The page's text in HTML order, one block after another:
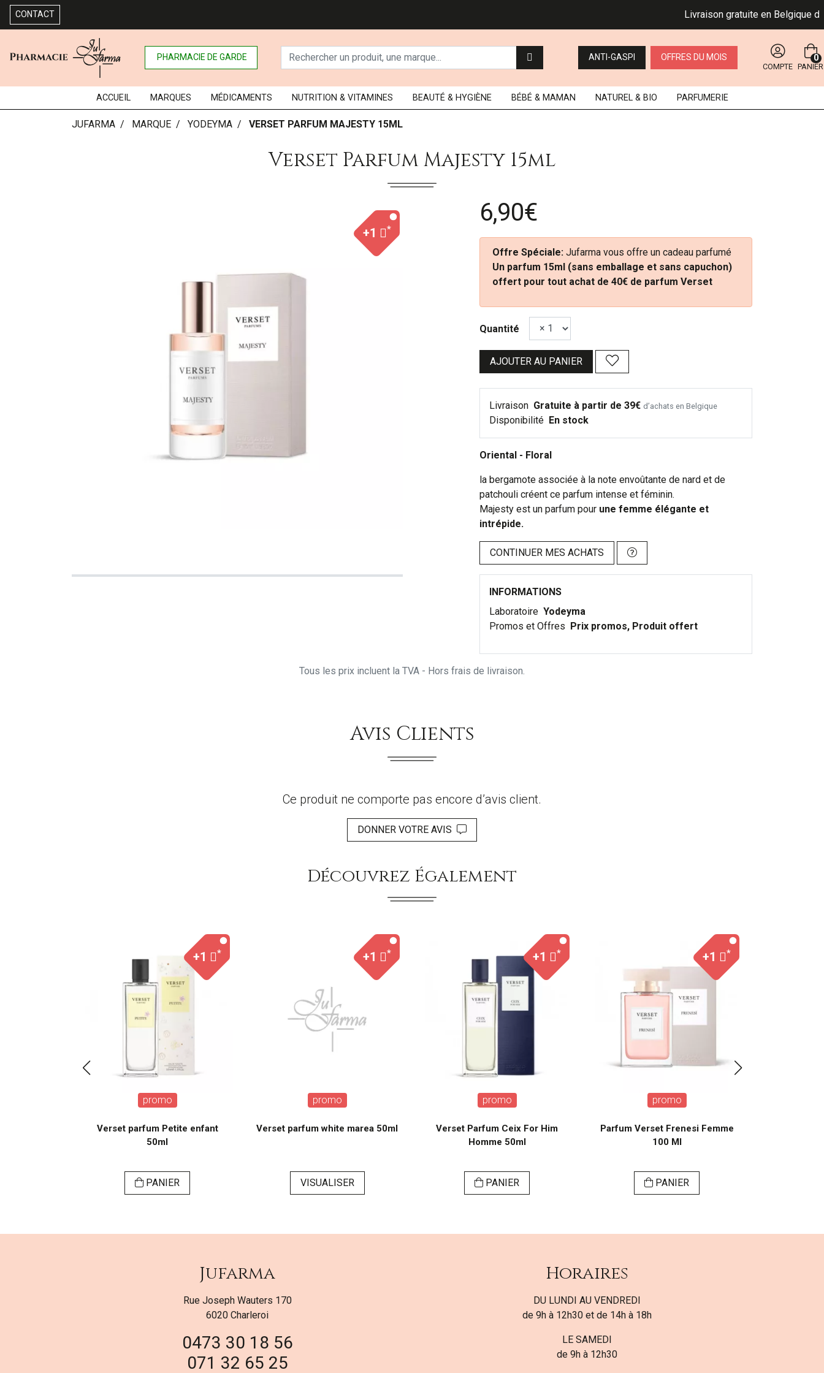
CONTACT Livraison gratuite en Belgique dès
PHARMACIE DE GARDE ANTI-GASPI OFFRES DU MOIS
COMPTE PANIER
0
ACCUEIL MARQUES MÉDICAMENTS NUTRITION & VITAMINES BEAUTÉ & HYGIÈNE BÉBÉ & MAMAN NATUREL & BIO PARFUMERIE
JUFARMA MARQUE YODEYMA VERSET PARFUM MAJESTY 15ML
Verset Parfum Majesty 15ml
+1 *
6,90€
Offre Spéciale: Jufarma vous offre un cadeau parfumé
Un parfum 15ml (sans emballage et sans capuchon)
offert pour tout achat de 40€ de parfum Verset
Quantité
AJOUTER AU PANIER
Livraison Gratuite à partir de 39€ d’achats en Belgique
Disponibilité En stock
Oriental - Floral
la bergamote associée à la note envoûtante de nard et de
patchouli créent ce parfum intense et féminin.
Majesty est un parfum pour une femme élégante et
intrépide.
CONTINUER MES ACHATS
INFORMATIONS
Laboratoire Yodeyma
Promos et Offres Prix promos, Produit offert
Tous les prix incluent la TVA - Hors frais de livraison.
Avis Clients
Ce produit ne comporte pas encore d’avis client.
DONNER VOTRE AVIS
Découvrez Également
+1 *
promo
Verset parfum Petite enfant
50ml
PANIER
+1 *
promo
Verset parfum white marea 50ml
VISUALISER
+1 *
promo
Verset Parfum Ceix For Him
Homme 50ml
PANIER
+1 *
promo
Parfum Verset Frenesi Femme
100 Ml
PANIER
Jufarma
Rue Joseph Wauters 170
6020 Charleroi
0473 30 18 56
071 32 65 25
Horaires
DU LUNDI AU VENDREDI
de 9h à 12h30 et de 14h à 18h
LE SAMEDI
de 9h à 12h30